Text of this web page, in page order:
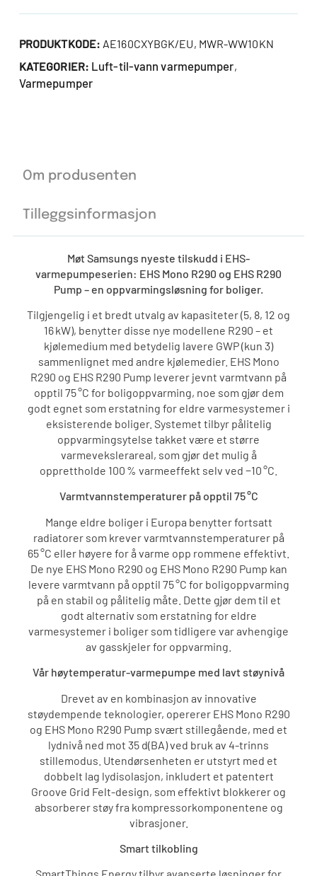
PRODUKTKODE: AE160CXYBGK/EU, MWR-WW10KN
KATEGORIER: Luft-til-vann varmepumper,
Varmepumper
Om produsenten
Tilleggsinformasjon
Møt Samsungs nyeste tilskudd i EHS-
varmepumpeserien: EHS Mono R290 og EHS R290
Pump – en oppvarmingsløsning for boliger.
Tilgjengelig i et bredt utvalg av kapasiteter (5, 8, 12 og
16 kW), benytter disse nye modellene R290 – et
kjølemedium med betydelig lavere GWP (kun 3)
sammenlignet med andre kjølemedier. EHS Mono
R290 og EHS R290 Pump leverer jevnt varmtvann på
opptil 75 °C for boligoppvarming, noe som gjør dem
godt egnet som erstatning for eldre varmesystemer i
eksisterende boliger. Systemet tilbyr pålitelig
oppvarmingsytelse takket være et større
varmevekslerareal, som gjør det mulig å
opprettholde 100 % varmeeffekt selv ved −10 °C.
Varmtvannstemperaturer på opptil 75 °C
Mange eldre boliger i Europa benytter fortsatt
radiatorer som krever varmtvannstemperaturer på
65 °C eller høyere for å varme opp rommene effektivt.
De nye EHS Mono R290 og EHS Mono R290 Pump kan
levere varmtvann på opptil 75 °C for boligoppvarming
på en stabil og pålitelig måte. Dette gjør dem til et
godt alternativ som erstatning for eldre
varmesystemer i boliger som tidligere var avhengige
av gasskjeler for oppvarming.
Vår høytemperatur-varmepumpe med lavt støynivå
Drevet av en kombinasjon av innovative
støydempende teknologier, opererer EHS Mono R290
og EHS Mono R290 Pump svært stillegående, med et
lydnivå ned mot 35 d(BA) ved bruk av 4-trinns
stillemodus. Utendørsenheten er utstyrt med et
dobbelt lag lydisolasjon, inkludert et patentert
Groove Grid Felt-design, som effektivt blokkerer og
absorberer støy fra kompressorkomponentene og
vibrasjoner.
Smart tilkobling